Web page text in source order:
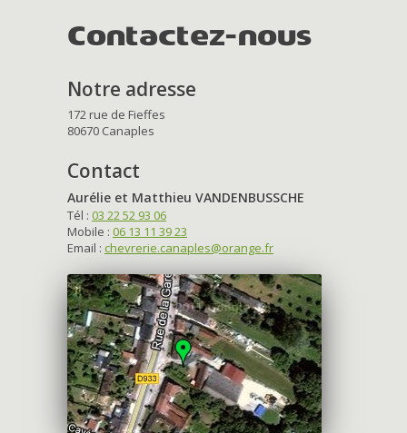
Contactez-nous
Notre adresse
172 rue de Fieffes
80670 Canaples
Contact
Aurélie et Matthieu VANDENBUSSCHE
Tél : 03 22 52 93 06
Mobile : 06 13 11 39 23
Email : chevrerie.canaples@orange.fr